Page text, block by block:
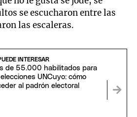
se escucharon entre las
las escaleras.
INTERESAR
de 55.000 habilitados para
elecciones UNCuyo: cómo
al padrón electoral